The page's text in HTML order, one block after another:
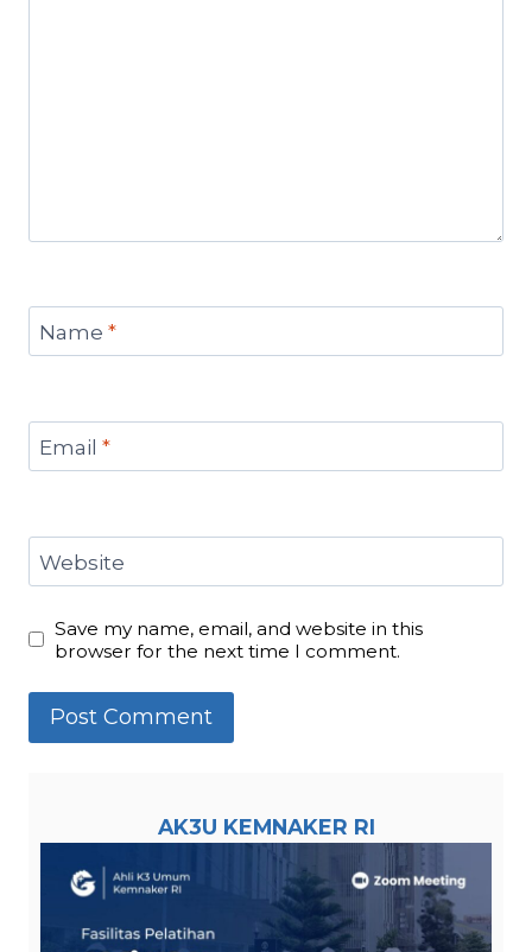
Name *
Email *
Website
Save my name, email, and website in this
browser for the next time I comment.
AK3U KEMNAKER RI